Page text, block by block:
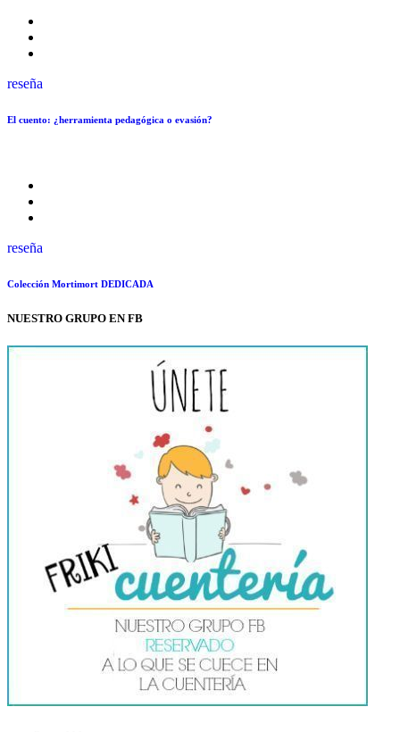
reseña
El cuento: ¿herramienta pedagógica o evasión?
reseña
Colección Mortimort DEDICADA
NUESTRO GRUPO EN FB